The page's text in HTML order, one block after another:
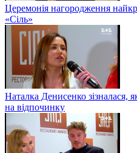
Церемонія нагородження
«Сіль»
Наталка Денисенко зізналася,
на відпочинку